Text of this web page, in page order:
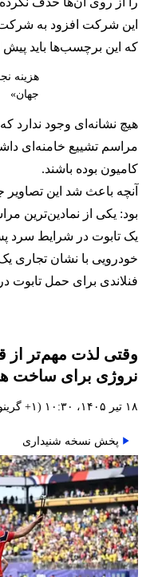
این شرکت افزود به
که این برچسب‌ها باید
هزینه
جهان»
هیچ نشانه‌ای وجود ندارد
مراسم تشییع خامنه‌ای
کامیون بوده باشند.
آنچه باعث شد این
بود: یکی از نمادین‌ترین
یک تابوت در شرایط سرد
خودرویی با نشان تجاری
فنلاندی برای حمل تابوت
وقتی لذت مهم‌تر از
نروژی برای ساخت
۱۸ تیر ۱۴۰۵، ۱۰:۳۰ (‎+۱ گرینویچ)
پخش نسخه شنیداری